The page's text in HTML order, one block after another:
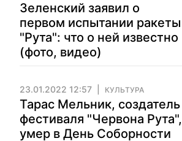
Зеленский заявил о
первом испытании ракеты
"Рута": что о ней известно
(фото, видео)
23.01.2022 12:57 КУЛЬТУРА
Тарас Мельник, создатель
фестиваля "Червона Рута",
умер в День Соборности